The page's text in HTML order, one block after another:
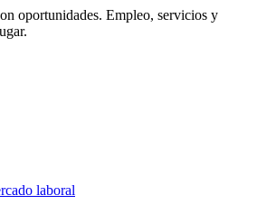
oportunidades. Empleo, servicios y
laboral